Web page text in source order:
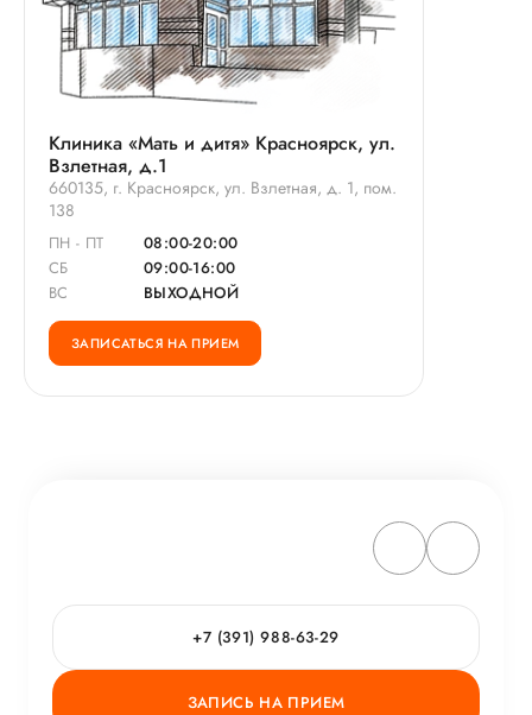
Клиника «Мать и дитя» Красноярск, ул.
Взлетная, д.1
660135, г. Красноярск, ул. Взлетная, д. 1, пом.
138
ПН - ПТ
08:00-20:00
СБ
09:00-16:00
ВС
ВЫХОДНОЙ
ЗАПИСАТЬСЯ НА ПРИЕМ
+7 (391) 988-63-29
ЗАПИСЬ НА ПРИЕМ